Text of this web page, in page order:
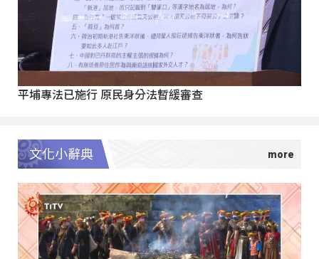
平埔專法已施行 原民身分法暫緩審查
文化小辭典